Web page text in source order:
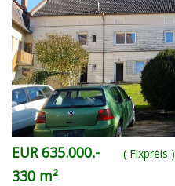
EUR 635.000.- ( Fixpreis )
330 m²